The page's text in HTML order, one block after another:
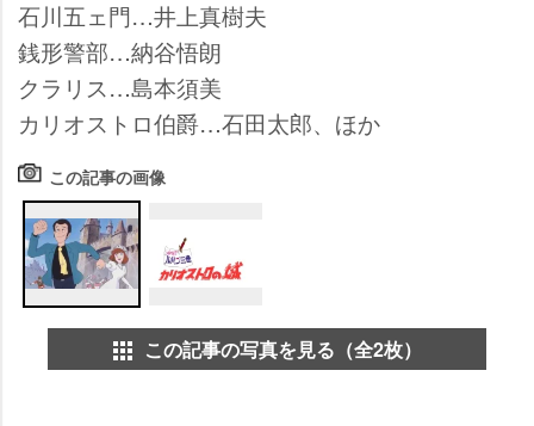
石川五ェ門…井上真樹夫
銭形警部…納谷悟朗
クラリス…島本須美
カリオストロ伯爵…石田太郎、ほか
この記事の画像
この記事の写真を見る（全2枚）